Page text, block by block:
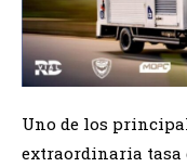
Uno de los
extraordinaria tasa